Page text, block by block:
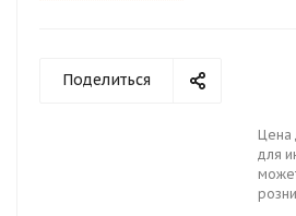
Поделиться
Цена
для